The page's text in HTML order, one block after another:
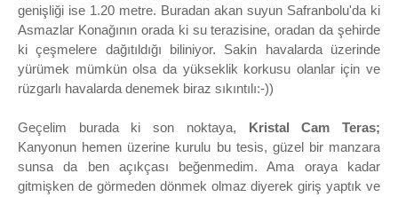
genişliği ise 1.20 metre. Buradan akan suyun Safranbolu'da ki
Asmazlar Konağının orada ki su terazisine, oradan da şehirde
ki çeşmelere dağıtıldığı biliniyor. Sakin havalarda üzerinde
yürümek mümkün olsa da yükseklik korkusu olanlar için ve
rüzgarlı havalarda denemek biraz sıkıntılı:-))
Geçelim burada ki son noktaya, Kristal Cam Teras;
Kanyonun hemen üzerine kurulu bu tesis, güzel bir manzara
sunsa da ben açıkçası beğenmedim. Ama oraya kadar
gitmişken de görmeden dönmek olmaz diyerek giriş yaptık ve